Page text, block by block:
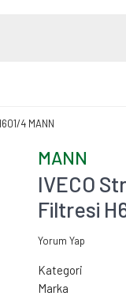
4 MANN
MANN
IVECO
Filtresi
Yorum Yap
Kategori
Marka